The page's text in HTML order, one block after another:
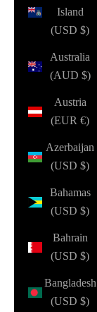
Island
(USD $)
Australia
(AUD $)
Austria
(EUR €)
Azerbaijan
(USD $)
Bahamas
(USD $)
Bahrain
(USD $)
Bangladesh
(USD $)